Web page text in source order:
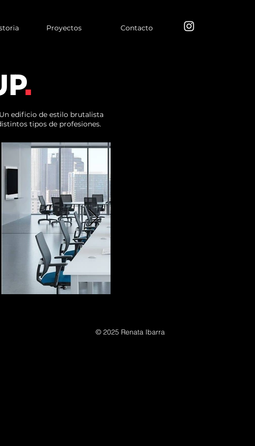
Proyectos Contacto
.
edificio de estilo brutalista
tipos de profesiones.
© 2025 Renata Ibarra